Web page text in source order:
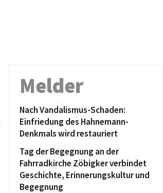
Melder
Nach Vandalismus-Schaden:
Einfriedung des Hahnemann-
Denkmals wird restauriert
Tag der Begegnung an der
Fahrradkirche Zöbigker verbindet
Geschichte, Erinnerungskultur und
Begegnung